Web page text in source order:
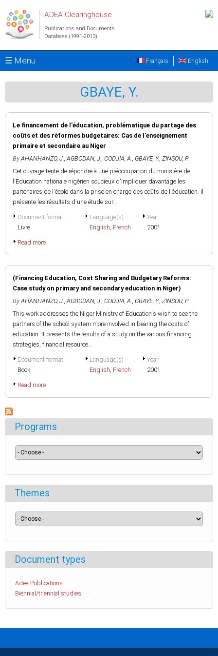
ADEA Clearinghouse
Publications and Documents
Database (1991-2013)
☰ Menu English
Français
GBAYE, Y.
Le financement de l'éducation, problématique du partage des
coûts et des réformes budgetaires: Cas de l'enseignement
primaire et secondaire au Niger
By AHANHANZO, J.,AGBODAN, J., CODJIA, A., GBAYE, Y., ZINSOU, P.
Cet ouvrage tente de répondre à une préoccupation du ministère de
l'Education nationale nigérien soucieux d'impliquer davantage les
partenaires de l'école dans la prise en charge des coûts de l'éducation. Il
présente les résultats d'une étude sur...
Document format
Livre
Language(s)
English, French
Year
2001
Read more
(Financing Education, Cost Sharing and Budgetary Reforms:
Case study on primary and secondary education in Niger)
By AHANHANZO, J.,AGBODAN, J., CODJIA, A., GBAYE, Y., ZINSOU, P.
This work addresses the Niger Ministry of Education's wish to see the
partners of the school system more involved in bearing the costs of
education. It presents the results of a study on the various financing
strategies, financial resource...
Document format
Book
Language(s)
English, French
Year
2001
Read more
Programs
Themes
Document types
Adea Publications
Biennial/triennial studies